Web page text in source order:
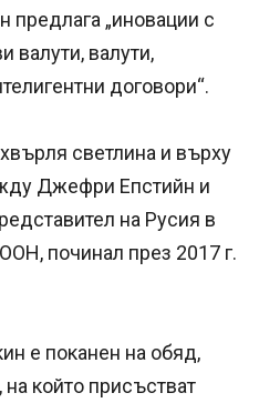
предлага „иновaции с
валути, валути,
договори“.
светлина и върху
Джефри Епстийн и
на Русия в
починал през 2017 г.
е поканен на обяд,
на който присъстват